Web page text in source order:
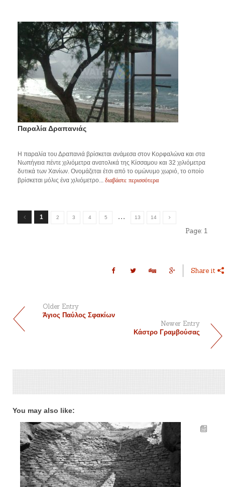
Παραλία Δραπανιάς
Η παραλία του Δραπανιά βρίσκεται ανάμεσα στον Κορφαλώνα και στα
Νωπήγεια πέντε χιλιόμετρα ανατολικά της Κίσσαμου και 32 χιλιόμετρα
δυτικά των Χανίων. Ονομάζεται έτσι από το ομώνυμο χωριό, το οποίο
βρίσκεται μόλις ένα χιλιόμετρο... διαβάστε περισσότερα
1 2 3 4 5 … 13 14
Page: 1
Share it
Older Entry
Άγιος Παύλος Σφακίων
Newer Entry
Κάστρο Γραμβούσας
You may also like: